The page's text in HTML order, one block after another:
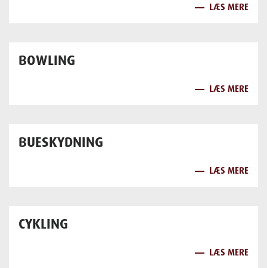
LÆS MERE
BOWLING
LÆS MERE
BUESKYDNING
LÆS MERE
CYKLING
LÆS MERE